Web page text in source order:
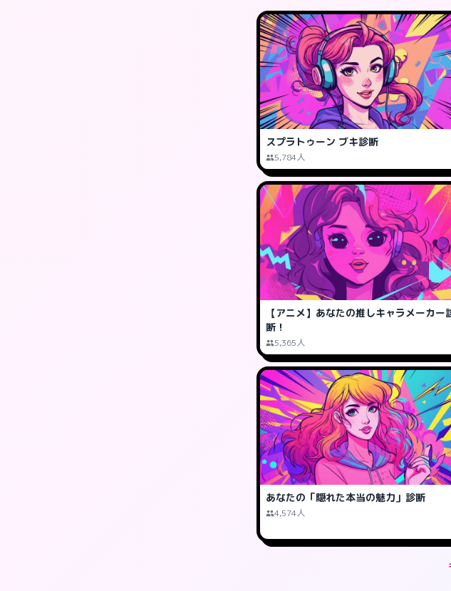
スプラトゥーン ブキ診断
5,784人
【アニメ】あなたの推しキャラメーカー
断！
5,365人
あなたの「隠れた本当の魅力」診断
4,574人